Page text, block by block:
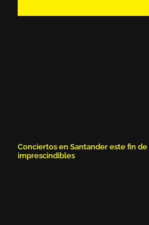
Conciertos en Santander este fin de
imprescindibles